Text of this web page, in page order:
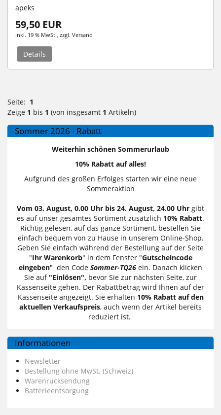
apeks
59,50 EUR
inkl. 19 % MwSt. , zzgl. Versand
Details
Seite: 1
Zeige 1 bis 1 (von insgesamt 1 Artikeln)
Sommer 2026 - Rabatt
Weiterhin schönen Sommerurlaub
10% Rabatt auf alles!
Aufgrund des großen Erfolges starten wir eine neue
Sommeraktion
Vom 03. August, 0.00 Uhr bis 24. August, 24.00 Uhr gibt
es auf unser gesamtes Sortiment zusätzlich 10% Rabatt.
Richtig gelesen, auf das ganze Sortiment, bestellen Sie
einfach bequem von zu Hause in unserem Online-Shop.
Geben Sie einfach während der Bestellung auf der Seite
"Ihr Warenkorb" in dem Fenster "Gutscheincode
eingeben" den Code Sommer-TQ26 ein. Danach klicken
Sie auf "Einlösen", bevor Sie zur nächsten Seite, zur
Kassenseite gehen. Der Rabattbetrag wird Ihnen auf der
Kassenseite angezeigt. Sie erhalten 10% Rabatt auf den
aktuellen Verkaufspreis, auch wenn der Artikel bereits
reduziert ist.
Informationen
Newsletter
Bestellung ohne MwSt. (Schweiz)
Warenrücksendung
Batterieentsorgung